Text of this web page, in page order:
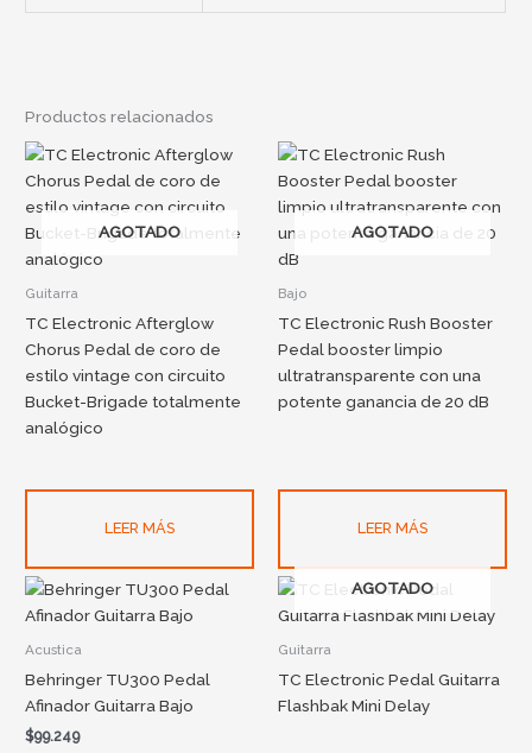
Productos relacionados
AGOTADO
Guitarra
TC Electronic Afterglow
Chorus Pedal de coro de
estilo vintage con circuito
Bucket-Brigade totalmente
analógico
LEER MÁS
AGOTADO
Bajo
TC Electronic Rush Booster
Pedal booster limpio
ultratransparente con una
potente ganancia de 20 dB
LEER MÁS
Acustica
Behringer TU300 Pedal
Afinador Guitarra Bajo
$99.249
AGOTADO
Guitarra
TC Electronic Pedal Guitarra
Flashbak Mini Delay